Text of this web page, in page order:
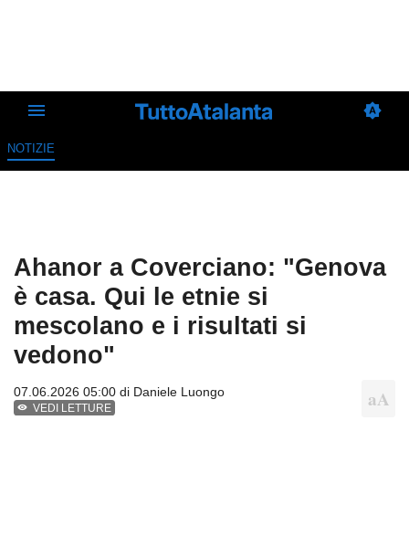
NOTIZIE
Ahanor a Coverciano: "Genova
è casa. Qui le etnie si
mescolano e i risultati si
vedono"
07.06.2026 05:00 di Daniele Luongo
VEDI LETTURE